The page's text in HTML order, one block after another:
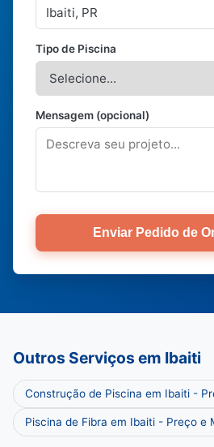
Tipo de Piscina
Mensagem (opcional)
Enviar Pedido de
Outros Serviços em Ibaiti
Construção de Piscina em Ibaiti -
Piscina de Fibra em Ibaiti - Preço e